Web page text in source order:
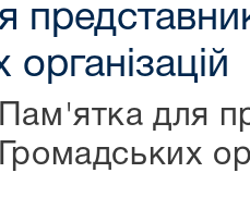
організацій
Пам'ятка для
Громадських